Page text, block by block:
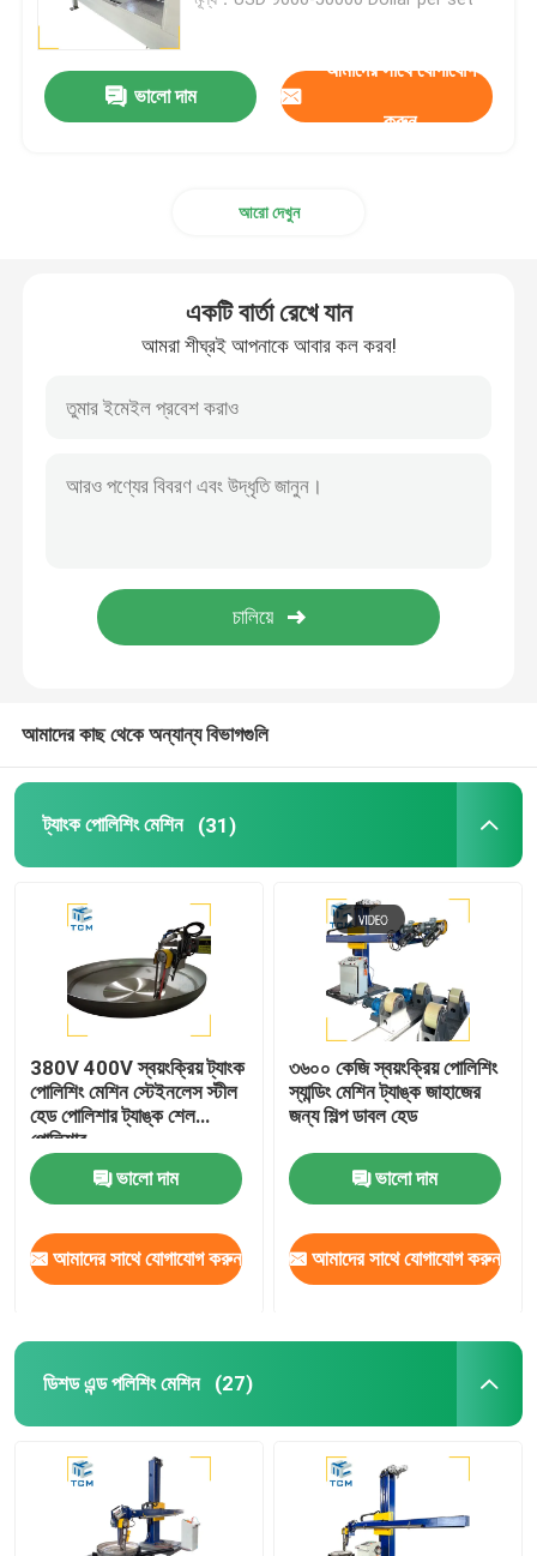
স্বয়ংক্রিয় পাইপ পোলিশিং মেশিন
ওয়েল্ডিং পোলিশিং মেশিন
পলিশিং ভোগ্যপণ্য
ওয়েল্ডিং মেশিন
ভালো দাম
আমাদের সাথে যোগাযোগ
করুন
আরো দেখুন
একটি বার্তা রেখে যান
আমরা শীঘ্রই আপনাকে আবার কল করব!
আমাদের কাছ থেকে অন্যান্য বিভাগগুলি
ট্যাংক পোলিশিং মেশিন (31)
380V 400V স্বয়ংক্রিয় ট্যাংক
পোলিশিং মেশিন স্টেইনলেস স্টীল
হেড পোলিশার ট্যাঙ্ক শেল
পোলিশার
ভালো দাম
আমাদের সাথে যোগাযোগ করুন
৩৬০০ কেজি স্বয়ংক্রিয় পোলিশিং
স্যান্ডিং মেশিন ট্যাঙ্ক জাহাজের
জন্য শিল্প ডাবল হেড
ভালো দাম
আমাদের সাথে যোগাযোগ করুন
ডিশড এন্ড পলিশিং মেশিন (27)